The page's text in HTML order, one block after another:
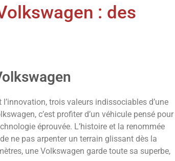
: des
trois valeurs indissociables d’une
c’est profiter d’un véhicule pensé pour
éprouvée. L’histoire et la renommée
ne pas arpenter un terrain glissant dès la
une Volkswagen garde toute sa superbe,